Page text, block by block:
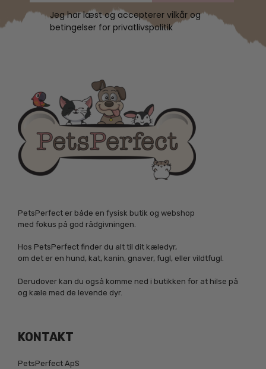
Jeg har læst og accepterer vilkår og
betingelser for privatlivspolitik
PetsPerfect er både en fysisk butik og webshop
med fokus på god rådgivningen.
Hos PetsPerfect finder du alt til dit kæledyr,
om det er en hund, kat, kanin, gnaver, fugl, eller vildtfugl.
Derudover kan du også komme ned i butikken for at hilse på
og kæle med de levende dyr.
KONTAKT
PetsPerfect ApS